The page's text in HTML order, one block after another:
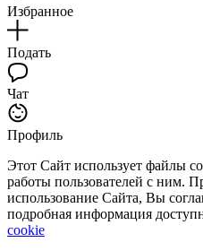
Избранное
Подать
Чат
Профиль
Этот Сайт использует файлы
работы пользователей с ним.
использование Сайта, Вы
подробная информация
cookie